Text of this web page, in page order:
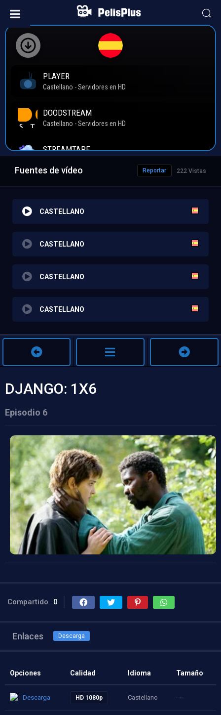
Fuentes de vídeo 222 Vistas
Reportar
CASTELLANO
CASTELLANO
CASTELLANO
CASTELLANO
DJANGO: 1X6
Episodio 6
Compartido 0
Enlaces Descarga
Opciones Calidad Idioma Tamaño
Descarga HD 1080p Castellano ----